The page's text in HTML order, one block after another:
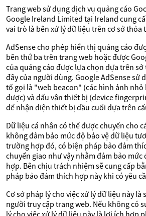
Trang web sử dụng dịch vụ quảng cáo
Google Ireland Limited tại Ireland cung
vai trò là bên xử lý dữ liệu trên cơ sở thỏa
AdSense cho phép hiển thị quảng cáo
bên thứ ba trên trang web hoặc được
của quảng cáo được lựa chọn dựa trên
đây của người dùng. Google AdSense sử
tố gọi là "web beacon" (các hình ảnh
được) và dấu vân thiết bị (device
để nhận diện thiết bị đầu cuối dựa trên
Dữ liệu cá nhân có thể được chuyển cho
không đảm bảo mức độ bảo vệ dữ liệu
trường hợp đó, có biện pháp bảo đảm
chuyển giao như vậy nhằm đảm bảo mức
hợp. Bên chịu trách nhiệm sẽ cung cấp
pháp bảo đảm thích hợp này khi có yêu
Cơ sở pháp lý cho việc xử lý dữ liệu này là
người truy cập trang web. Nếu không có
lý cho việc xử lý dữ liệu này là lợi ích hợp